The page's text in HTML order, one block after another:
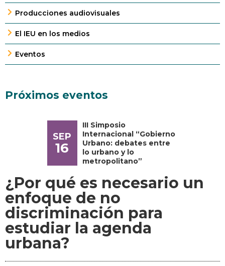
Producciones audiovisuales
El IEU en los medios
Eventos
Próximos eventos
SEP
16
III Simposio
Internacional “Gobierno
Urbano: debates entre
lo urbano y lo
metropolitano”
¿Por qué es necesario un
enfoque de no
discriminación para
estudiar la agenda
urbana?